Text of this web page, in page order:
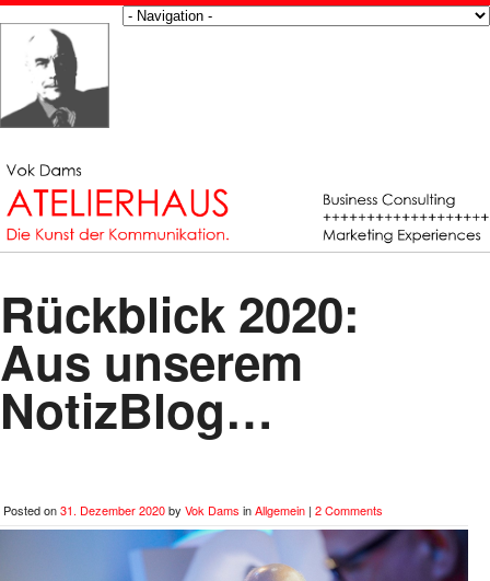
Rückblick 2020:
Aus unserem
NotizBlog…
Posted on31. Dezember 2020by Vok Dams inAllgemein | 2 Comments